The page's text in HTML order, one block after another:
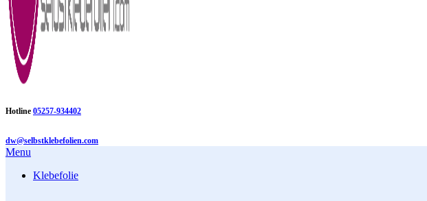
Hotline 05257-934402
dw@selbstklebefolien.com
Menu
Klebefolie